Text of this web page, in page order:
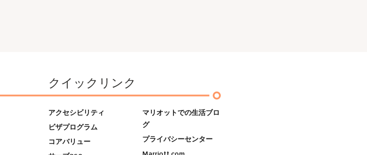
クイックリンク
アクセシビリティ
ビザプログラム
コアバリュー
マリオットでの生活ブロ
グ
プライバシーセンター